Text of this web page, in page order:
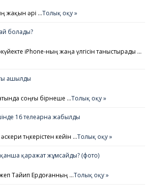
жақын әрі …Толық оқу »
болады?
iPhone-ның жаңа үлгісін таныстырады …
ашылды
соңғы бірнеше …Толық оқу »
16 телеарна жабылды
төңкерістен кейін …Толық оқу »
қанша қаражат жұмсайды? (фото)
Тайип Ердоғанның …Толық оқу »